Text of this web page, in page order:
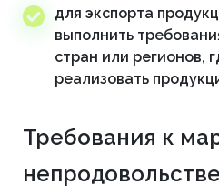
для экспорта
выполнить
стран или регионов,
реализовать
Требования к